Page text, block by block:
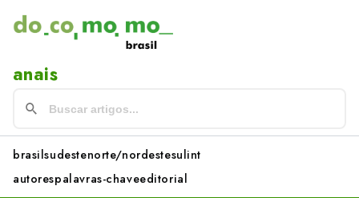
anais
brasilsudestenorte/nordestesulint
autorespalavras-chaveeditorial